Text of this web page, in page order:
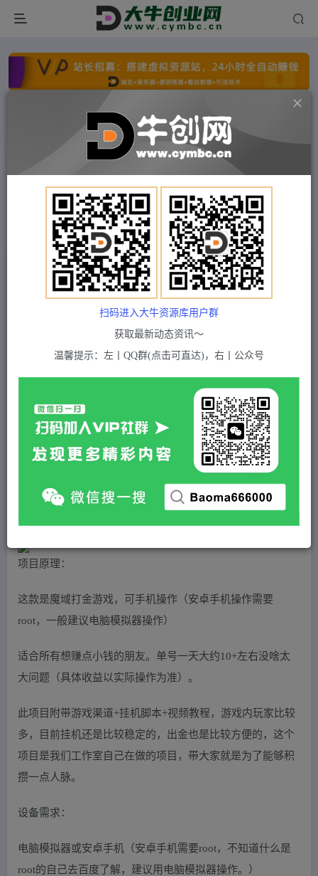
点击开通分站+ 每日收入300+
文字广告火爆招租 文字广告火爆招租
文字广告火爆招租
文字广告火爆招租 文字广告火爆招租
付费项目 中创网 正文
（4841期）【自动挂机】外面收费1580魔域手游挂
机项目，号称单窗口10+【脚本+教程】
5 积分
黄金会员 2 超级会员(永久VIP) 免费
站长QQ：1970819299
付费资源
项目原理：
这款是魔域打金游戏，可手机操作（安卓手机操作需要
root，一般建议电脑模拟器操作）
适合所有想赚点小钱的朋友。单号一天大约10+左右没啥太
大问题（具体收益以实际操作为准）。
此项目附带游戏渠道+挂机脚本+视频教程，游戏内玩家比较
多，目前挂机还是比较稳定的，出金也是比较方便的，这个
项目是我们工作室自己在做的项目，带大家就是为了能够积
攒一点人脉。
设备需求：
电脑模拟器或安卓手机（安卓手机需要root，不知道什么是
root的自己去百度了解，建议用电脑模拟器操作。）
扫码进入大牛资源库用户群
获取最新动态资讯～
温馨提示：左丨QQ群(点击可直达)，右丨公众号